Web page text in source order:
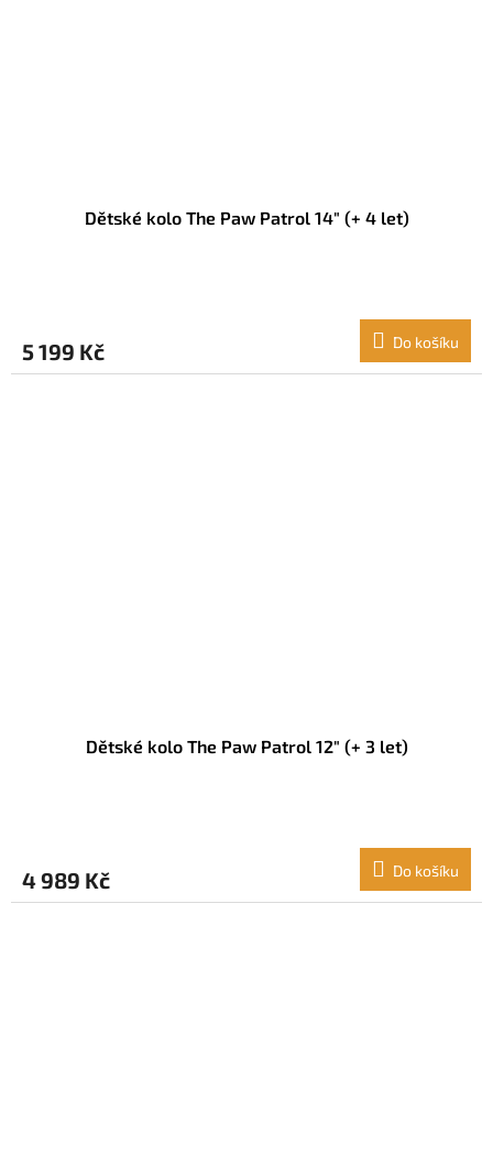
Dětské kolo The Paw Patrol 14" (+ 4 let)
5 199 Kč Do košíku
Dětské kolo The Paw Patrol 12" (+ 3 let)
4 989 Kč Do košíku